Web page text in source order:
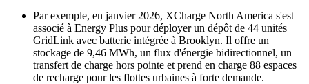
Par exemple, en janvier 2026, XCharge North America s'est
associé à Energy Plus pour déployer un dépôt de 44 unités
GridLink avec batterie intégrée à Brooklyn. Il offre un
stockage de 9,46 MWh, un flux d'énergie bidirectionnel, un
transfert de charge hors pointe et prend en charge 88 espaces
de recharge pour les flottes urbaines à forte demande.